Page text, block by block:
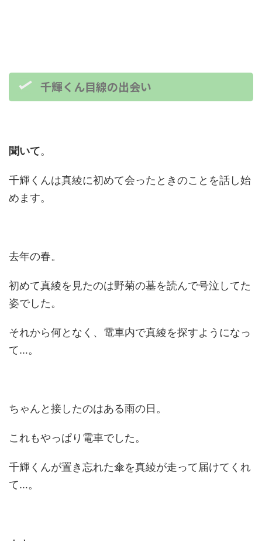
千輝くん目線の出会い
聞いて。
千輝くんは真綾に初めて会ったときのことを話し始
めます。
去年の春。
初めて真綾を見たのは野菊の墓を読んで号泣してた
姿でした。
それから何となく、電車内で真綾を探すようになっ
て…。
ちゃんと接したのはある雨の日。
これもやっぱり電車でした。
千輝くんが置き忘れた傘を真綾が走って届けてくれ
て…。